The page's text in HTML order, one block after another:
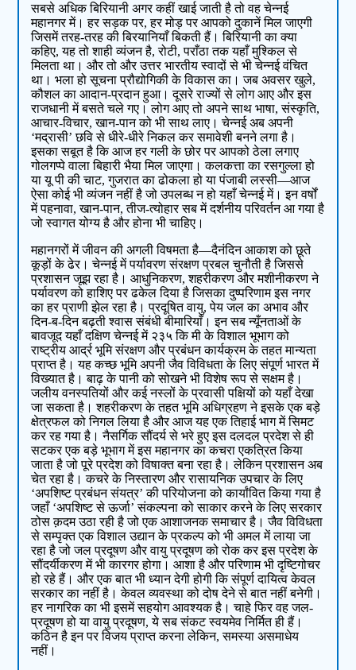
सबसे अधिक बिरियानी अगर कहीं खाई जाती है तो वह चेन्नई
महानगर में। हर सड़क पर, हर मोड़ पर आपको दुकानें मिल जाएगी
जिसमें तरह-तरह की बिरयानियाँ बिकती हैं। बिरियानी का क्या
कहिए, यह तो शाही व्यंजन है, रोटी, पराँठा तक यहाँ मुश्किल से
मिलता था। और तो और उत्तर भारतीय स्वादों से भी चेन्नई वंचित
था। भला हो सूचना प्रौद्योगिकी के विकास का। जब अवसर खुले,
कौशल का आदान-प्रदान हुआ। दूसरे राज्यों से लोग आए और इस
राजधानी में बसते चले गए। लोग आए तो अपने साथ भाषा, संस्कृति,
आचार-विचार, खान-पान को भी साथ लाए। चेन्नई अब अपनी
‘मद्रासी’ छवि से धीरे-धीरे निकल कर समावेशी बनने लगा है।
इसका सबूत है कि आज हर गली के छोर पर आपको ठेला लगाए
गोलगप्पे वाला बिहारी भैया मिल जाएगा। कलकत्ता का रसगुल्ला हो
या यू पी की चाट, गुजरात का ढोकला हो या पंजाबी लस्सी—आज
ऐसा कोई भी व्यंजन नहीं है जो उपलब्ध न हो यहाँ चेन्नई में। इन वर्षों
में पहनावा, खान-पान, तीज-त्योहार सब में दर्शनीय परिवर्तन आ गया है
जो स्वागत योग्य है और होना भी चाहिए।
महानगरों में जीवन की अगली विषमता है—दैनंदिन आकाश को छूते
कूड़ों के ढेर। चेन्नई में पर्यावरण संरक्षण प्रबल चुनौती है जिससे
प्रशासन जूझ रहा है। आधुनिकरण, शहरीकरण और मशीनीकरण ने
पर्यावरण को हाशिए पर ढकेल दिया है जिसका दुष्परिणाम इस नगर
का हर प्राणी झेल रहा है। प्रदूषित वायु, पेय जल का अभाव और
दिन-ब-दिन बढ़ती श्वास संबंधी बीमारियाँ। इन सब न्यूँनताओं के
बावजूद यहाँ दक्षिण चेन्नई में २३५ कि मी के विशाल भूभाग को
राष्ट्रीय आर्द्र भूमि संरक्षण और प्रबंधन कार्यक्रम के तहत मान्यता
प्राप्त है। यह कच्छ भूमि अपनी जैव विविधता के लिए संपूर्ण भारत में
विख्यात है। बाढ़ के पानी को सोखने भी विशेष रूप से सक्षम है।
जलीय वनस्पतियों और कई नस्लों के प्रवासी पक्षियों को यहाँ देखा
जा सकता है। शहरीकरण के तहत भूमि अधिग्रहण ने इसके एक बड़े
क्षेत्रफल को निगल लिया है और आज यह एक तिहाई भाग में सिमट
कर रह गया है। नैसर्गिक सौंदर्य से भरे हुए इस दलदल प्रदेश से ही
सटकर एक बड़े भूभाग में इस महानगर का कचरा एकत्रित किया
जाता है जो पूरे प्रदेश को विषाक्त बना रहा है। लेकिन प्रशासन अब
चेत रहा है। कचरे के निस्तारण और रासायनिक उपचार के लिए
‘अपशिष्ट प्रबंधन संयत्र’ की परियोजना को कार्यांवित किया गया है
जहाँ ‘अपशिष्ट से ऊर्जा’ संकल्पना को साकार करने के लिए सरकार
ठोस क़दम उठा रही है जो एक आशाजनक समाचार है। जैव विविधता
से सम्पृक्त एक विशाल उद्यान के प्रकल्प को भी अमल में लाया जा
रहा है जो जल प्रदूषण और वायु प्रदूषण को रोक कर इस प्रदेश के
सौंदर्यीकरण में भी कारगर होगा। आशा है और परिणाम भी दृष्टिगोचर
हो रहे हैं। और एक बात भी ध्यान देगी होगी कि संपूर्ण दायित्व केवल
सरकार का नहीं है। केवल व्यवस्था को दोष देने से बात नहीं बनेगी।
हर नागरिक का भी इसमें सहयोग आवश्यक है। चाहे फिर वह जल-
प्रदूषण हो या वायु प्रदूषण, ये सब संकट स्वयमेव निर्मित ही हैं।
कठिन है इन पर विजय प्राप्त करना लेकिन, समस्या असमाधेय
नहीं।